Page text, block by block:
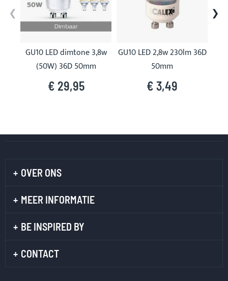
GU10 LED dimtone 3,8w
(50W) 36D 50mm
€ 29,95
GU10 LED 2,8w 230lm 36D
50mm
€ 3,49
OVER ONS
MEER INFORMATIE
BE INSPIRED BY
CONTACT